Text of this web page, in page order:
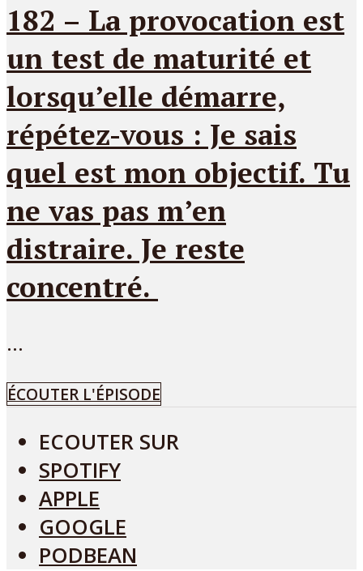
182 – La provocation est
un test de maturité et
lorsqu’elle démarre,
répétez-vous : Je sais
quel est mon objectif. Tu
ne vas pas m’en
distraire. Je reste
concentré.
...
ÉCOUTER L'ÉPISODE
ECOUTER SUR
SPOTIFY
APPLE
GOOGLE
PODBEAN